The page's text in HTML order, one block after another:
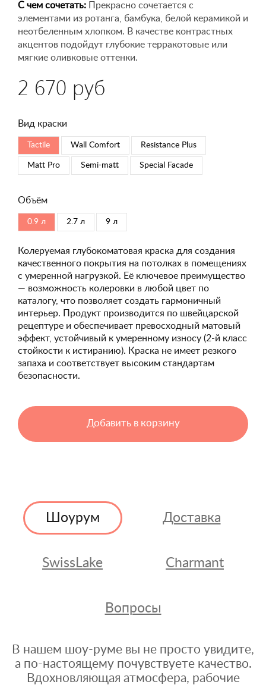
С чем сочетать: Прекрасно сочетается с
элементами из ротанга, бамбука, белой керамикой и
неотбеленным хлопком. В качестве контрастных
акцентов подойдут глубокие терракотовые или
мягкие оливковые оттенки.
2 670 руб
Вид краски
Tactile Wall Comfort Resistance Plus
Matt Pro Semi-matt Special Faсade
Объём
0.9 л 2.7 л 9 л
Колеруемая глубокоматовая краска для создания
качественного покрытия на потолках в помещениях
с умеренной нагрузкой. Её ключевое преимущество
— возможность колеровки в любой цвет по
каталогу, что позволяет создать гармоничный
интерьер. Продукт производится по швейцарской
рецептуре и обеспечивает превосходный матовый
эффект, устойчивый к умеренному износу (2-й класс
стойкости к истиранию). Краска не имеет резкого
запаха и соответствует высоким стандартам
безопасности.
Добавить в корзину
Шоурум Доставка
SwissLake Charmant
Вопросы
В нашем шоу-руме вы не просто увидите,
а по-настоящему почувствуете качество.
Вдохновляющая атмосфера, рабочие